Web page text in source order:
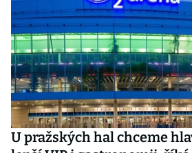
U pražských hal chceme